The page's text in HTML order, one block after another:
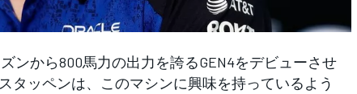
ンから800馬力の出力を誇るGEN4をデビューさせ
タッペンは、このマシンに興味を持っているよう